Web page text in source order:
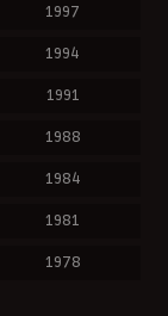
1997
1994
1991
1988
1984
1981
1978